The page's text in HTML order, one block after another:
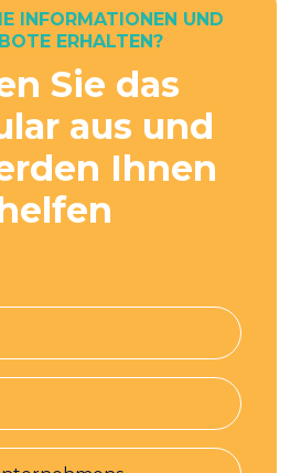
INFORMATIONEN UND
ERHALTEN?
Sie das
aus und
Ihnen